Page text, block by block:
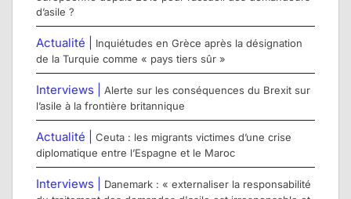
d’asile ?
Actualité |
Inquiétudes en Grèce après la désignation
de la Turquie comme « pays tiers sûr »
Interviews | Alerte sur les conséquences du Brexit sur
l’asile à la frontière britannique
Actualité | Ceuta : les migrants victimes d’une crise
diplomatique entre l’Espagne et le Maroc
Interviews |
Danemark : « externaliser la responsabilité